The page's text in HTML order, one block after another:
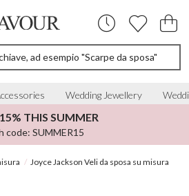
ad esempio "Scarpe da sposa"
Wedding Jewellery
THIS SUMMER
code: SUMMER15
Joyce Jackson Veli da sposa su misura